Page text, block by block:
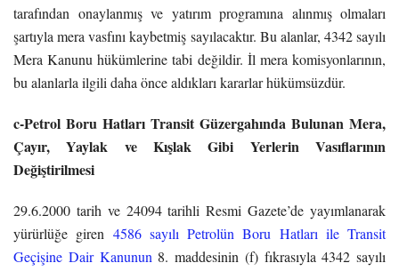
tarafından onaylanmış ve yatırım programına alınmış olmaları
şartıyla mera vasfını kaybetmiş sayılacaktır. Bu alanlar, 4342 sayılı
Mera Kanunu hükümlerine tabi değildir. İl mera komisyonlarının,
bu alanlarla ilgili daha önce aldıkları kararlar hükümsüzdür.
c-Petrol Boru Hatları Transit Güzergahında Bulunan Mera,
Çayır, Yaylak ve Kışlak Gibi Yerlerin Vasıflarının
Değiştirilmesi
29.6.2000 tarih ve 24094 tarihli Resmi Gazete’de yayımlanarak
yürürlüğe giren 4586 sayılı Petrolün Boru Hatları ile Transit
Geçişine Dair Kanunun 8. maddesinin (f) fıkrasıyla 4342 sayılı